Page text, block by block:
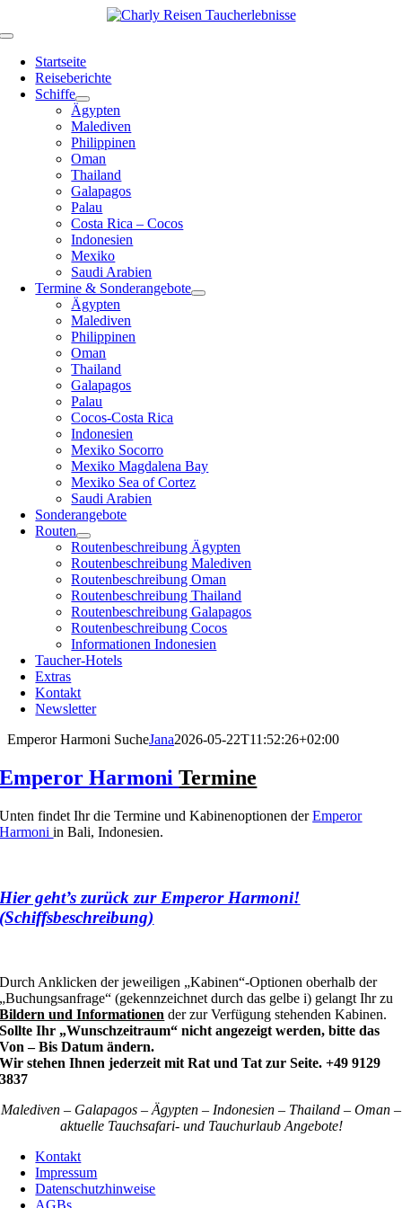
Inhalt
Toggle
NavigationStartseite
Reiseberichte
Schiffe
Ägypten
Malediven
Philippinen
Oman
Thailand
Galapagos
Palau
Costa Rica – Cocos
Indonesien
Mexiko
Saudi Arabien
Termine & Sonderangebote
Ägypten
Malediven
Philippinen
Oman
Thailand
Galapagos
Palau
Cocos-Costa Rica
Indonesien
Mexiko Socorro
Mexiko Magdalena Bay
Mexiko Sea of Cortez
Saudi Arabien
Sonderangebote
Routen
Routenbeschreibung Ägypten
Routenbeschreibung Malediven
Routenbeschreibung Oman
Routenbeschreibung Thailand
Routenbeschreibung Galapagos
Routenbeschreibung Cocos
Informationen Indonesien
Taucher-Hotels
Extras
Kontakt
Newsletter
Emperor Harmoni SucheJana2026-05-22T11:52:26+02:00
Emperor HarmoniTermine
Unten findet Ihr die Termine und Kabinenoptionen derEmperor
Harmoniin Bali, Indonesien.
Hier geht’s zurück zur Emperor Harmoni!
(Schiffsbeschreibung)
Durch Anklicken der jeweiligen „Kabinen“-Optionen oberhalb der
„Buchungsanfrage“ (gekennzeichnet durch das gelbe i) gelangt Ihr zu
Bildern und Informationen der zur Verfügung stehenden Kabinen.
Sollte Ihr „Wunschzeitraum“ nicht angezeigt werden, bitte das
Von – Bis Datum ändern.
Wir stehen Ihnen jederzeit mit Rat und Tat zur Seite. +49 9129
3837
Malediven – Galapagos – Ägypten – Indonesien – Thailand – Oman –
aktuelle Tauchsafari- und Tauchurlaub Angebote!
Kontakt
Impressum
Datenschutzhinweise